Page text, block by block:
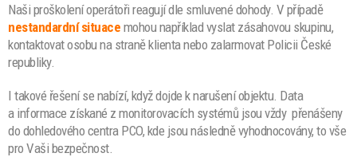
Naši proškolení operátoři reagují dle smluvené dohody. V případě
nestandardní situace mohou například vyslat zásahovou skupinu,
kontaktovat osobu na straně klienta nebo zalarmovat Policii České
republiky.
I takové řešení se nabízí, když dojde k narušení objektu. Data
a informace získané z monitorovacích systémů jsou vždy přenášeny
do dohledového centra PCO, kde jsou následně vyhodnocovány, to vše
pro Vaši bezpečnost.